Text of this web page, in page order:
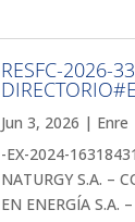
RESFC-2026-
Jun 3, 2026 | Enre
-EX-2024-
NATURGY S.A. –
EN ENERGÍA S.A.